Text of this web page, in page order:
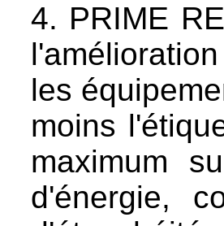
4. PRIME
les
moins
maximum
d'énergie,